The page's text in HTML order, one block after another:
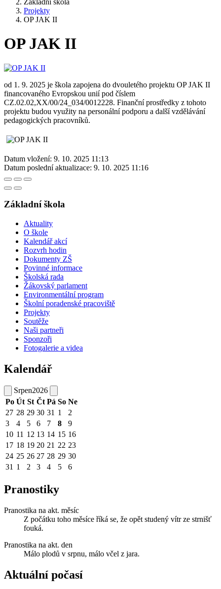
Projekty
OP JAK II
OP JAK II
od 1. 9. 2025 je škola zapojena do dvouletého projektu OP JAK II
financovaného Evropskou unií pod číslem
CZ.02.02,XX/00/24_034/0012228. Finanční prostředky z tohoto
projektu budou využity na personální podporu a další vzdělávání
pedagogických pracovníků.
Datum vložení: 9. 10. 2025 11:13
Datum poslední aktualizace: 9. 10. 2025 11:16
Základní škola
Aktuality
O škole
Kalendář akcí
Rozvrh hodin
Dokumenty ZŠ
Povinné informace
Školská rada
Žákovský parlament
Environmentální program
Školní poradenské pracoviště
Projekty
Soutěže
Naši partneři
Sponzoři
Fotogalerie a videa
Kalendář
Srpen2026
Po Út St Čt Pá So Ne
27 28 29 30 31 1
2
3
4 5 6 7 8
9
10 11 12 13 14 15 16
17 18 19 20 21 22 23
24 25 26 27 28 29 30
31 1 2 3 4 5 6
Pranostiky
Pranostika na akt. měsíc
Z počátku toho měsíce říká se, že opět studený vítr ze strnišť
fouká.
Pranostika na akt. den
Málo plodů v srpnu, málo včel z jara.
Aktuální počasí